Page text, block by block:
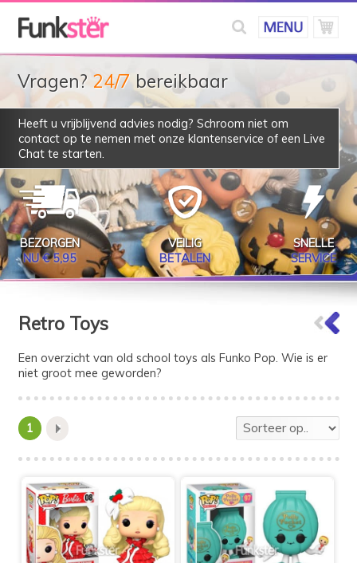
Vragen? 24/7 bereikbaar
Heeft u vrijblijvend advies nodig? Schroom niet om
contact op te nemen met onze klantenservice of een Live
Chat te starten.
BEZORGEN
NU € 5,95
VEILIG
BETALEN
SNELLE
SERVICE
Retro Toys
Een overzicht van old school toys als Funko Pop. Wie is er
niet groot mee geworden?
1